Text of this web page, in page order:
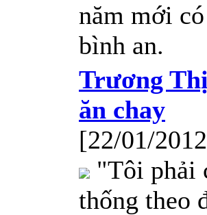
năm mới
bình an.
Trương
ăn chay
[22/01/
"Tôi phải
thống theo